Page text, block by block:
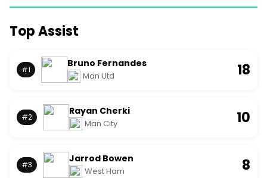
Top Assist
#1
Bruno Fernandes
Man Utd 18
#2
Rayan Cherki
Man City 10
#3
Jarrod Bowen
West Ham 8